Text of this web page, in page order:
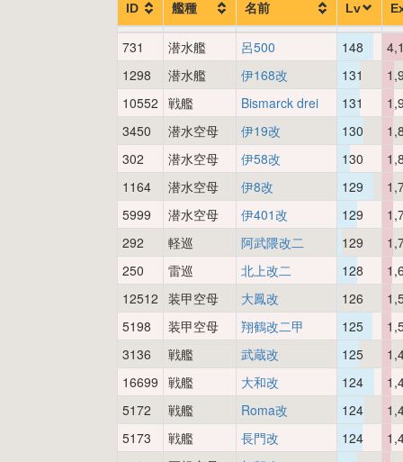
ID 艦種 名前 Lv
731 潜水艦 呂500 148
1298
潜水艦 伊168改 131
10552 戦艦 Bismarck drei 131
3450
潜水空母 伊19改 130
302
潜水空母 伊58改 130
1164
潜水空母 伊8改 129
5999
潜水空母 伊401改 129
292
軽巡 阿武隈改二 129
250
雷巡 北上改二 128
12512 装甲空母 大鳳改 126
5198
装甲空母 翔鶴改二甲 125
3136
戦艦 武蔵改 125
16699 戦艦 大和改 124
5172
戦艦 Roma改 124
5173
戦艦 長門改 124